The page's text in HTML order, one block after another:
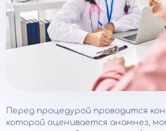
Перед процедурой проводится
которой оценивается анамнез,